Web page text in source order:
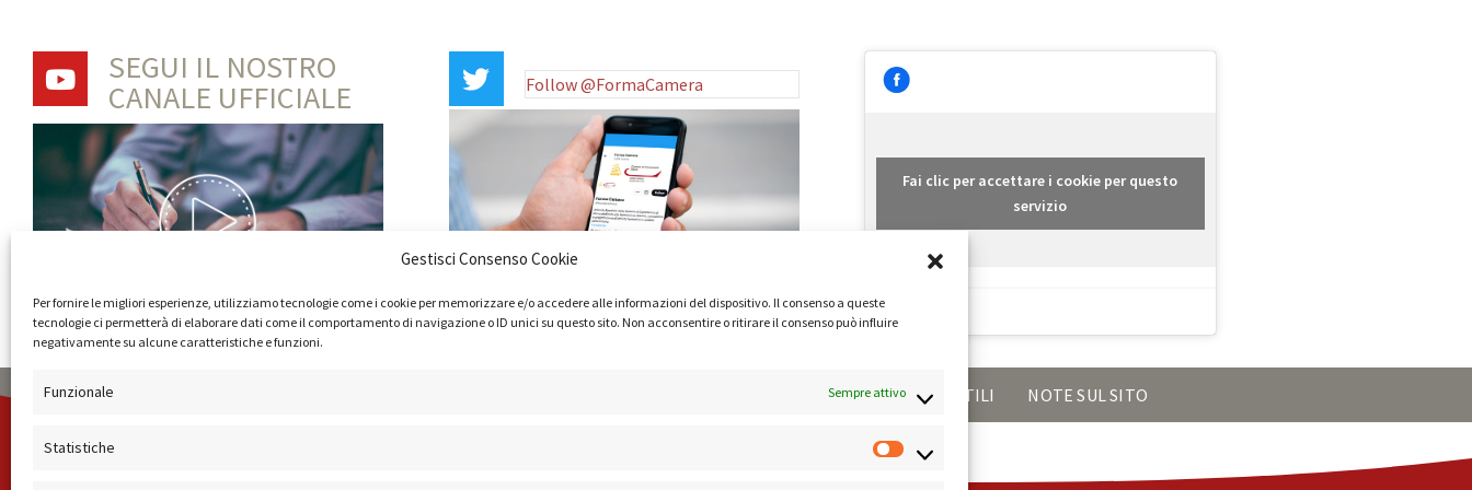
Gestisci Consenso Cookie
Per fornire le migliori esperienze, utilizziamo tecnologie come i cookie per memorizzare e/o accedere alle informazioni del dispositivo. Il consenso a queste
tecnologie ci permetterà di elaborare dati come il comportamento di navigazione o ID unici su questo sito. Non acconsentire o ritirare il consenso può influire
negativamente su alcune caratteristiche e funzioni.
Funzionale Sempre attivo
Statistiche
SEGUI IL NOSTRO
CANALE UFFICIALE Follow @FormaCamera
Fai clic per accettare i cookie per questo
servizio
AMMINISTRAZIONE COOKIE POLICY LINK UTILI NOTE SUL SITO